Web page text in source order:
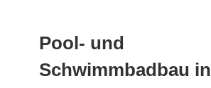
Pool- und
Schwimmbadbau in